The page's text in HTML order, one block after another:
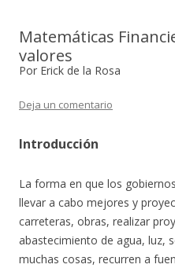
Matemáticas
valores
Por Erick de la Rosa
Deja un comentario
Introducción
La forma en que los
llevar a cabo mejores y
carreteras, obras, realizar
abastecimiento de agua, luz,
muchas cosas, recurren a